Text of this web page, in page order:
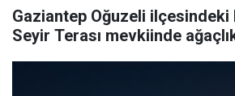
Gaziantep Oğuzeli ilçesindeki
Seyir Terası mevkiinde